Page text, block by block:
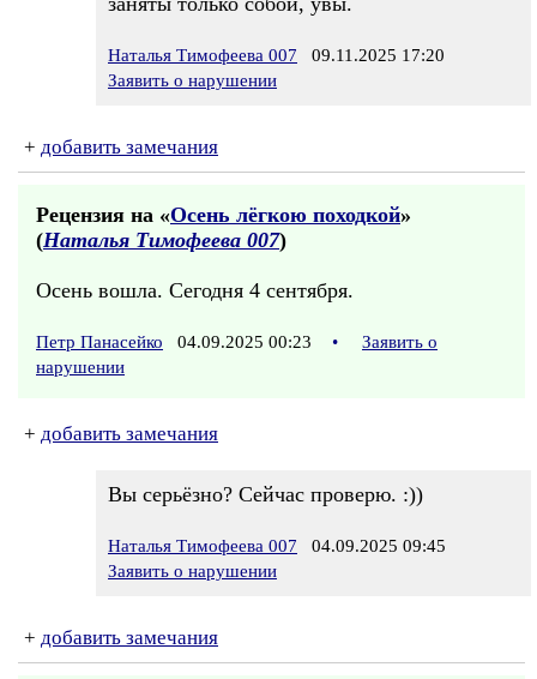
Наталья Тимофеева 007 09.11.2025 17:20
Заявить о нарушении
+ добавить замечания
Рецензия на «Осень лёгкою походкой»
(Наталья Тимофеева 007)
Осень вошла. Сегодня 4 сентября.
Петр Панасейко 04.09.2025 00:23 •
Заявить о
нарушении
+ добавить замечания
Вы серьёзно? Сейчас проверю. :))
Наталья Тимофеева 007 04.09.2025 09:45
Заявить о нарушении
+ добавить замечания